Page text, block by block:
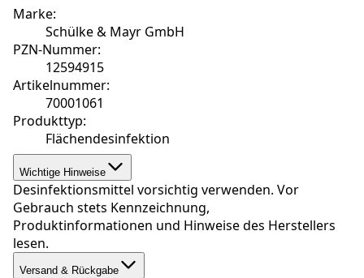
Marke:
Schülke & Mayr GmbH
PZN-Nummer:
12594915
Artikelnummer:
70001061
Produkttyp:
Flächendesinfektion
Wichtige Hinweise
Desinfektionsmittel vorsichtig verwenden. Vor
Gebrauch stets Kennzeichnung,
Produktinformationen und Hinweise des Herstellers
lesen.
Versand & Rückgabe